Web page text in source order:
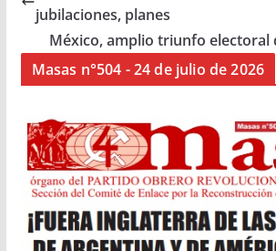
jubilaciones, planes
México, amplio triunfo electoral
Masas n°504 - 24 de julio de 2026